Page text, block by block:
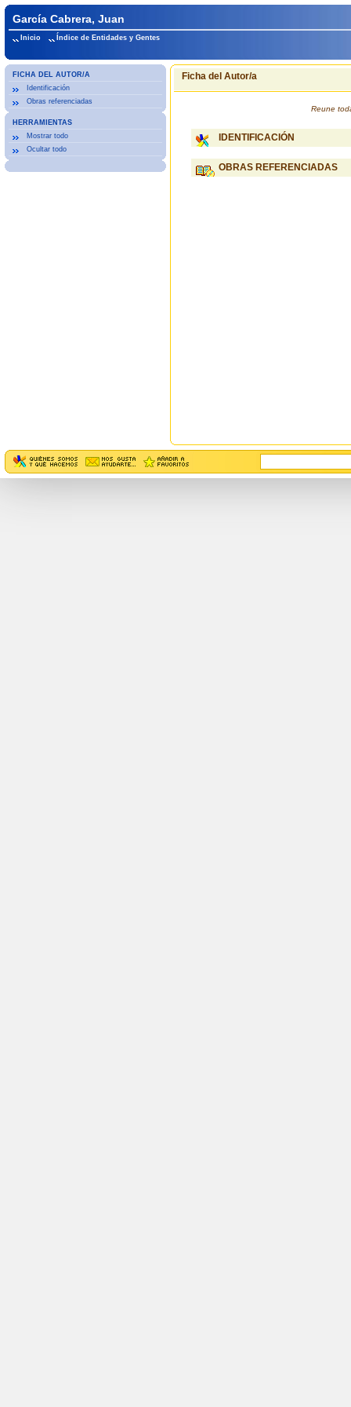
García Cabrera, Juan
Inicio Índice de Entidades y Gentes
FICHA DEL AUTOR/A
Identificación
Obras referenciadas
HERRAMIENTAS
Mostrar todo
Ocultar todo
Ficha del Autor/a
Reune
IDENTIFICACIÓN
OBRAS REFERENCIADAS